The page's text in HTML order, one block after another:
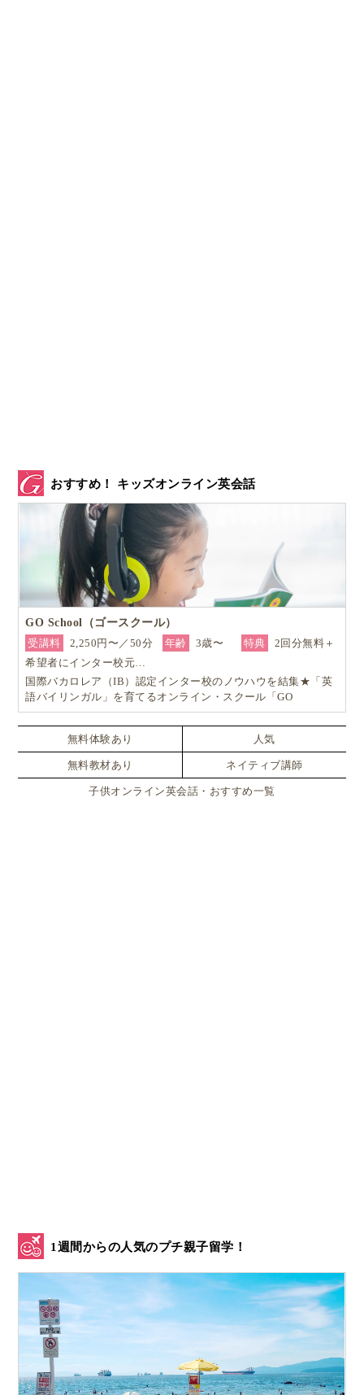
おすすめ！ キッズオンライン英会話
GO School（ゴースクール）
受講料
2,250円〜／50分 年齢 3歳〜 特典
2回分無料＋
希望者にインター校元…
国際バカロレア（IB）認定インター校のノウハウを結集★「英
語バイリンガル」を育てるオンライン・スクール「GO
School（ゴースクール）」
無料体験あり 人気
無料教材あり ネイティブ講師
子供オンライン英会話・おすすめ一覧
1週間からの人気のプチ親子留学！